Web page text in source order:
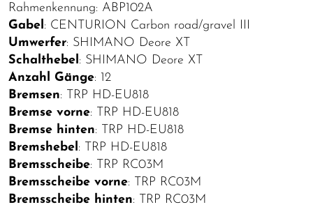
Rahmenkennung: ABP102A
Gabel : CENTURION Carbon road/gravel III
Umwerfer: SHIMANO Deore XT
Schalthebel : SHIMANO Deore XT
Anzahl Gänge: 12
Bremsen: TRP HD-EU818
Bremse vorne: TRP HD-EU818
Bremse hinten: TRP HD-EU818
Bremshebel : TRP HD-EU818
Bremsscheibe: TRP RC03M
Bremsscheibe vorne: TRP RC03M
Bremsscheibe hinten: TRP RC03M